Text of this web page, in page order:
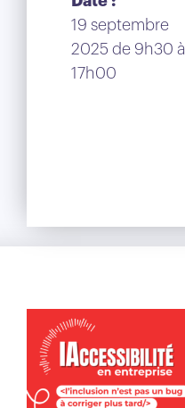
19 septembre
2025 de 9h30 à
17h00